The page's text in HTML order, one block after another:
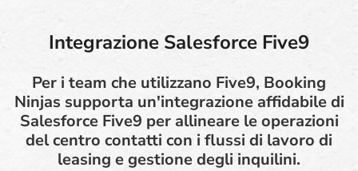
Integrazione Salesforce Five9
Per i team che utilizzano Five9, Booking
Ninjas supporta un'integrazione affidabile di
Salesforce Five9 per allineare le operazioni
del centro contatti con i flussi di lavoro di
leasing e gestione degli inquilini.